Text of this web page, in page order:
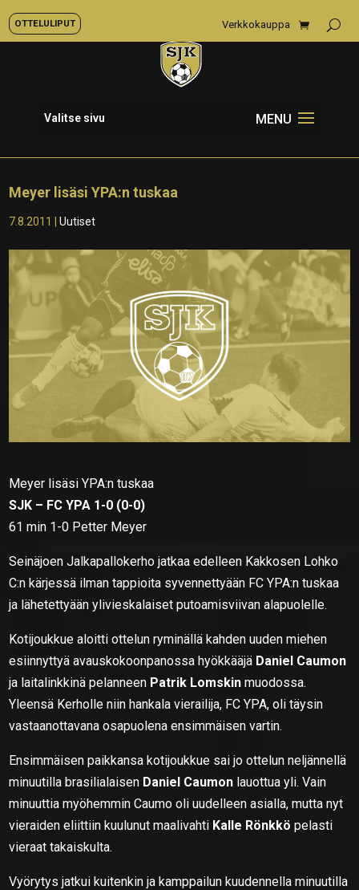
OTTELULIPUT Verkkokauppa
Valitse sivu
Meyer lisäsi YPA:n tuskaa
7.8.2011 |Uutiset
Meyer lisäsi YPA:n tuskaa
SJK – FC YPA 1-0 (0-0)
61 min 1-0 Petter Meyer
Seinäjoen Jalkapallokerho jatkaa edelleen Kakkosen Lohko
C:n kärjessä ilman tappioita syvennettyään FC YPA:n tuskaa
ja lähetettyään ylivieskalaiset putoamisviivan alapuolelle.
Kotijoukkue aloitti ottelun ryminällä kahden uuden miehen
esiinnyttyä avauskokoonpanossa hyökkääjä Daniel Caumon
ja laitalinkkinä pelanneen Patrik Lomskin muodossa.
Yleensä Kerholle niin hankala vierailija, FC YPA, oli täysin
vastaanottavana osapuolena ensimmäisen vartin.
Ensimmäisen paikkansa kotijoukkue sai jo ottelun neljännellä
minuutilla brasilialaisen Daniel Caumon lauottua yli. Vain
minuuttia myöhemmin Caumo oli uudelleen asialla, mutta nyt
vieraiden eliittiin kuulunut maalivahti Kalle Rönkkö pelasti
vieraat takaiskulta.
Vyörytys jatkui kuitenkin ja kamppailun kuudennella minuutilla